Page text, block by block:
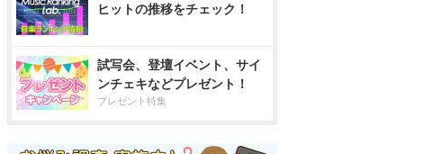
ヒットの推移をチェック！
試写会、登壇イベント、サイ
ンチェキなどプレゼント！
プレゼント特集